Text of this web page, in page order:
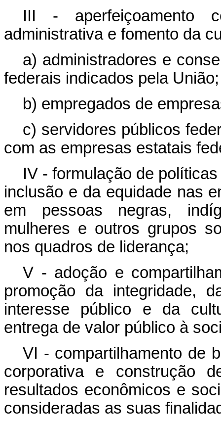
III - aperfeiçoamento
administrativa e fomento da
a) administradores e
federais indicados pela União;
b) empregados de
c) servidores públicos
com as empresas estatais
IV - formulação de
inclusão e da equidade nas
em pessoas negras,
mulheres e outros grupos
nos quadros de liderança;
V - adoção e
promoção da integridade,
interesse público e da
entrega de valor público à
VI - compartilhamento de
corporativa e construção
resultados econômicos e
consideradas as suas